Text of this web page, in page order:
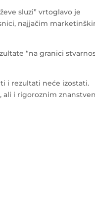
sluzi” vrtoglavo je
najjačim
“na granici
i rezultati neće izostati.
ali i rigoroznim